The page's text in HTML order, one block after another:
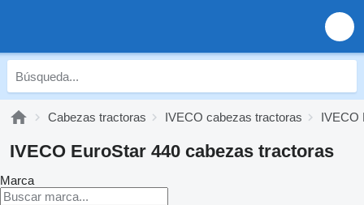
Cabezas tractoras IVECO cabezas tractoras IVECO
IVECO EuroStar 440 cabezas tractoras
Marca